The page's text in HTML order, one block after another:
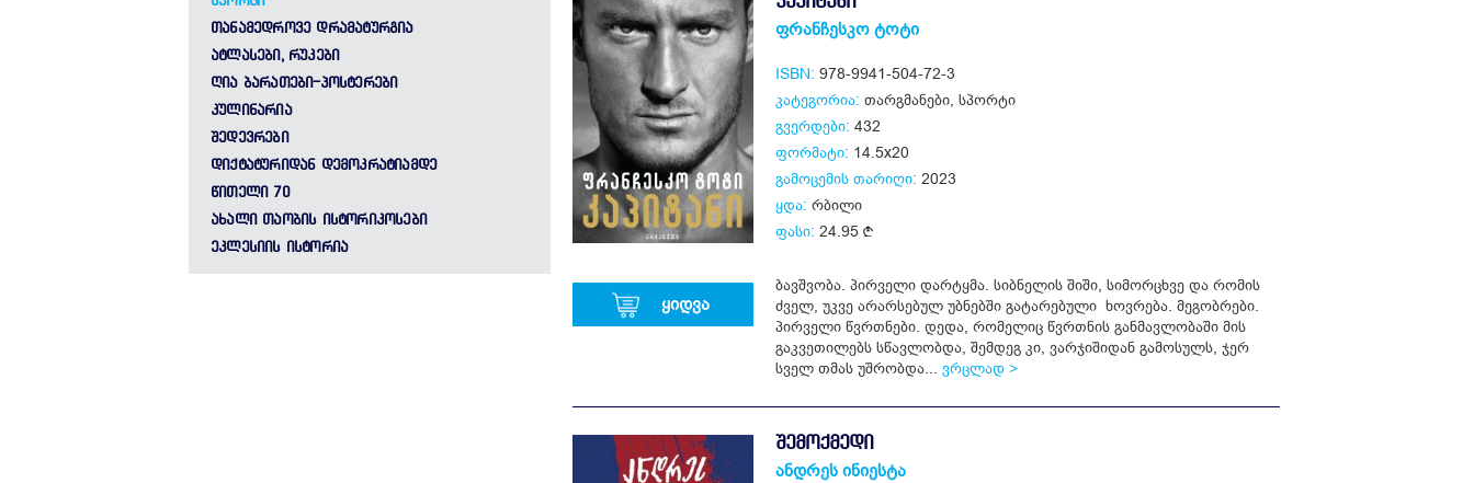
ᲗᲐᲜᲐᲛᲔᲓᲠᲝᲕᲔ ᲓᲠᲐᲛᲐᲢᲣᲠᲒᲘᲐ
ᲐᲢᲚᲐᲡᲔᲑᲘ, ᲠᲣᲙᲔᲑᲘ
ᲦᲘᲐ ᲑᲐᲠᲐᲗᲔᲑᲘ-ᲞᲝᲡᲢᲔᲠᲔᲑᲘ
ᲙᲣᲚᲘᲜᲐᲠᲘᲐ
ᲨᲔᲓᲔᲕᲠᲔᲑᲘ
ᲓᲘᲥᲢᲐᲢᲣᲠᲘᲓᲐᲜ ᲓᲔᲛᲝᲙᲠᲐᲢᲘᲐᲛᲓᲔ
ᲬᲘᲗᲔᲚᲘ 70
ᲐᲮᲐᲚᲘ ᲗᲐᲝᲑᲘᲡ ᲘᲡᲢᲝᲠᲘᲙᲝᲡᲔᲑᲘ
ᲔᲙᲚᲔᲡᲘᲘᲡ ᲘᲡᲢᲝᲠᲘᲐ
ყიდვა
ფრანჩესკო ტოტი
ISBN: 978-9941-504-72-3
კატეგორია: თარგმანები სპორტი
გვერდები: 432
ფორმატი: 14.5x20
გამოცემის თარიღი: 2023
ყდა: რბილი
ფასი: 24.95
ბავშვობა. პირველი დარტყმა. სიბნელის შიში, სიმორცხვე და რომის
ძველ, უკვე არარსებულ უბნებში გატარებული ხოვრება. მეგობრები.
პირველი წვრთნები. დედა, რომელიც წვრთნის განმავლობაში მის
გაკვეთილებს სწავლობდა, შემდეგ კი, ვარჯიშიდან გამოსულს, ჯერ
სველ თმას უშრობდა... ვრცლად >
ᲨᲔᲛᲝᲥᲛᲔᲓᲘ
ანდრეს ინიესტა